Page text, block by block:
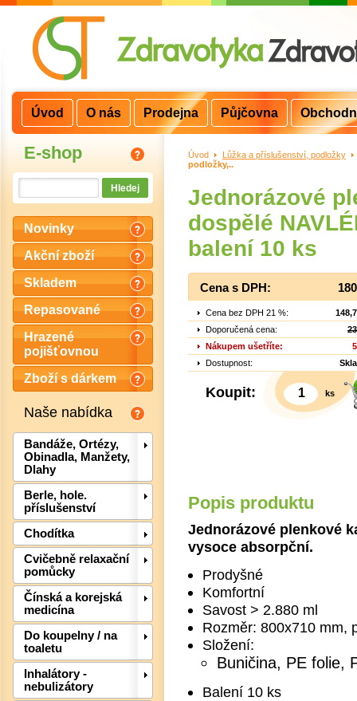
E-shop
Novinky
Akční zboží
Skladem
Repasované
Hrazené
pojišťovnou
Zboží s dárkem
Naše nabídka
Bandáže, Ortézy,
Obinadla, Manžety,
Dlahy
Berle, hole.
příslušenství
Chodítka
Cvičebně relaxační
pomůcky
Čínská a korejská
medicína
Do koupelny / na
toaletu
Inhalátory -
nebulizátory
Úvod > Lůžka a příslušenství, podložky >
podložky,..
Jednorázové
dospělé
balení 10 ks
Cena s DPH:
Cena bez DPH 21 %:
Doporučená cena:
Nákupem ušetříte:
Dostupnost:
Koupit: ks
Popis produktu
Jednorázové plenkové
vysoce absorpční.
Prodyšné
Komfortní
Savost > 2.880 ml
Rozměr: 800x710 mm,
Složení:
Buničina, PE folie,
Balení 10 ks
Úvod O nás Prodejna Půjčovna